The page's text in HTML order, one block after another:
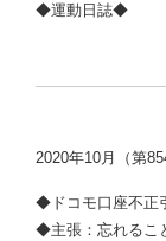
◆運動日誌◆
2020年10月（第
◆ドコモ口座不正
◆主張：忘れるこ